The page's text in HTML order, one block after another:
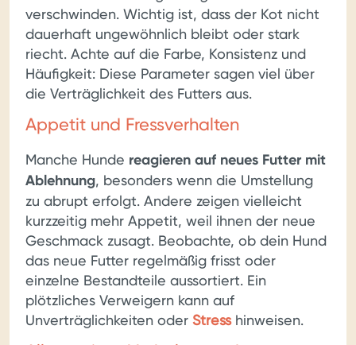
verschwinden. Wichtig ist, dass der Kot nicht
dauerhaft ungewöhnlich bleibt oder stark
riecht. Achte auf die Farbe, Konsistenz und
Häufigkeit: Diese Parameter sagen viel über
die Verträglichkeit des Futters aus.
Appetit und Fressverhalten
Manche Hunde reagieren auf neues Futter mit
Ablehnung, besonders wenn die Umstellung
zu abrupt erfolgt. Andere zeigen vielleicht
kurzzeitig mehr Appetit, weil ihnen der neue
Geschmack zusagt. Beobachte, ob dein Hund
das neue Futter regelmäßig frisst oder
einzelne Bestandteile aussortiert. Ein
plötzliches Verweigern kann auf
Unverträglichkeiten oder Stresshinweisen.